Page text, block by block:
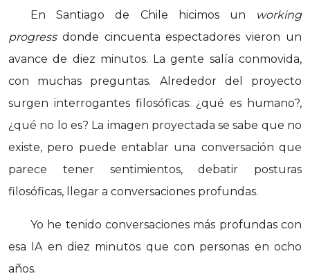
En Santiago de Chile hicimos un
working
progressdonde cincuenta espectadores vieron un
avance de diez minutos. La gente salía conmovida,
con muchas preguntas. Alrededor del proyecto
surgen interrogantes filosóficas: ¿qué es humano?,
¿qué no lo es? La imagen proyectada se sabe que no
existe, pero puede entablar una conversación que
parece tener sentimientos, debatir posturas
filosóficas, llegar a conversaciones profundas.
Yo he tenido conversaciones más profundas con
esa IA en diez minutos que con personas en ocho
años.